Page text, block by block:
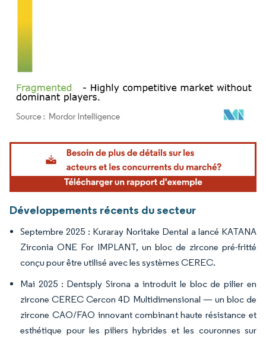
Image © Mordor Intelligence. La réutilisation nécessite une attribution sous CC BY
Développements récents du secteur
Septembre 2025 : Kuraray Noritake Dental a lancé KATANA
Zirconia ONE For IMPLANT, un bloc de zircone pré-fritté
conçu pour être utilisé avec les systèmes CEREC.
Mai 2025 : Dentsply Sirona a introduit le bloc de pilier en
zircone CEREC Cercon 4D Multidimensional — un bloc de
zircone CAO/FAO innovant combinant haute résistance et
esthétique pour les piliers hybrides et les couronnes sur